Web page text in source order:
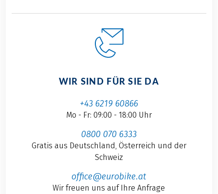
WIR SIND FÜR SIE DA
+43 6219 60866
Mo - Fr: 09:00 - 18:00 Uhr
0800 070 6333
Gratis aus Deutschland, Österreich und der
Schweiz
office@eurobike.at
Wir freuen uns auf Ihre Anfrage